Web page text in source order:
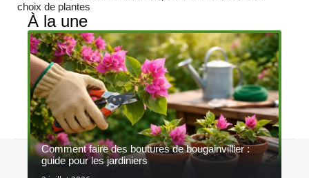
choix de plantes
À la une
Comment faire des boutures de bougainvillier :
guide pour les jardiniers
Contact Mentions légales Sitemap